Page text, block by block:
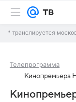
* транслируется
Телепрограмма
Кинопремьера